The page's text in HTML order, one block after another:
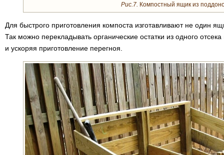
Рис.7. Компостный ящик из
Для быстрого приготовления компоста изготавливают не один
Так можно перекладывать органические остатки из одного
и ускоряя приготовление перегноя.